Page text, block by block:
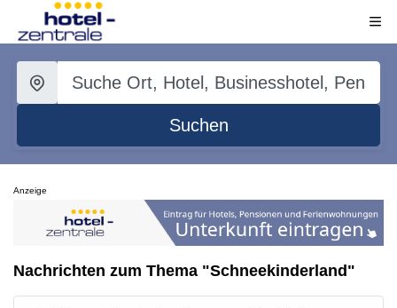
Suchen
Anzeige
Nachrichten zum Thema "Schneekinderland"